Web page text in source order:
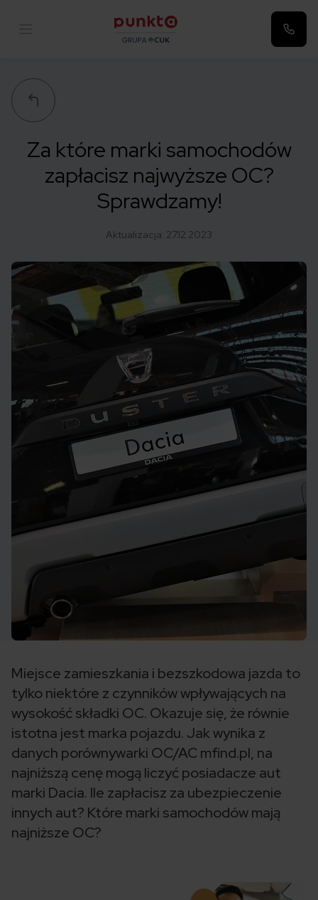
Za które marki samochodów
zapłacisz najwyższe OC?
Sprawdzamy!
Aktualizacja: 27.12.2023
Miejsce zamieszkania i bezszkodowa jazda to
tylko niektóre z czynników wpływających na
wysokość składki OC. Okazuje się, że równie
istotna jest marka pojazdu. Jak wynika z
danych porównywarki OC/AC mfind.pl, na
najniższą cenę mogą liczyć posiadacze aut
marki Dacia. Ile zapłacisz za ubezpieczenie
innych aut? Które marki samochodów mają
najniższe OC?